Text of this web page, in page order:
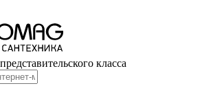
класса